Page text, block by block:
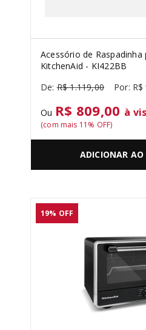
Acessório de
KitchenAid - KI422BB
R$ 1.119,00 R$
Ou R$ 809,00 à
(com mais 11 % OFF)
ADICIONAR AO
19% OFF